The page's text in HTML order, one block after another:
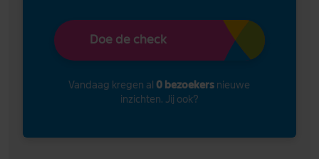
Doe de check
Vandaag kregen al 0 bezoekers nieuwe
inzichten. Jij ook?